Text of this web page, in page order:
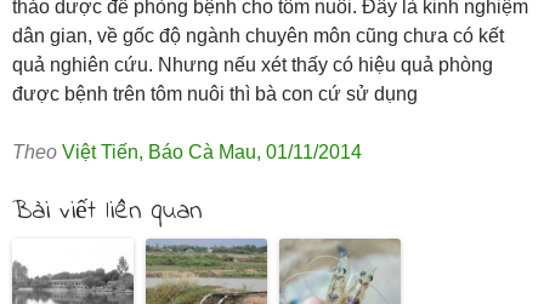
thảo dược để phòng bệnh cho tôm nuôi. Ðây là kinh nghiệm
dân gian, về gốc độ ngành chuyên môn cũng chưa có kết
quả nghiên cứu. Nhưng nếu xét thấy có hiệu quả phòng
được bệnh trên tôm nuôi thì bà con cứ sử dụng
Theo Việt Tiến, Báo Cà Mau, 01/11/2014
Bài viết liên quan